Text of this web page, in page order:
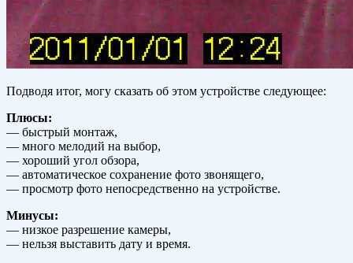
Подводя итог, могу сказать об этом устройстве следующее:
Плюсы:
— быстрый монтаж,
— много мелодий на выбор,
— хороший угол обзора,
— автоматическое сохранение фото звонящего,
— просмотр фото непосредственно на устройстве.
Минусы:
— низкое разрешение камеры,
— нельзя выставить дату и время.